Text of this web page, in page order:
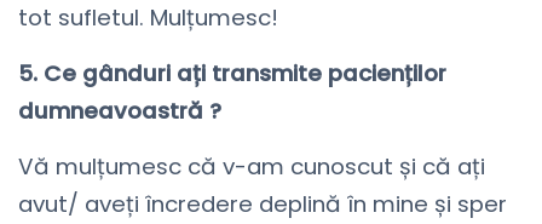
tot sufletul. Mulțumesc!
5. Ce gânduri ați transmite pacienților
dumneavoastră ?
Vă mulțumesc că v-am cunoscut și că ați
avut/ aveți încredere deplină în mine și sper